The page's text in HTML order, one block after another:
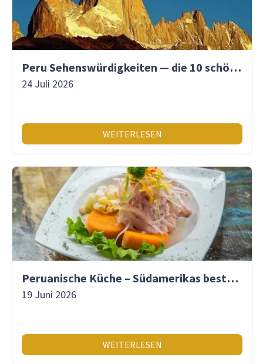
Peru Sehenswürdigkeiten — die 10 schönsten Orte
24 Juli 2026
WEITERLESEN
Peruanische Küche – Südamerikas beste Gastronomie
19 Juni 2026
WEITERLESEN